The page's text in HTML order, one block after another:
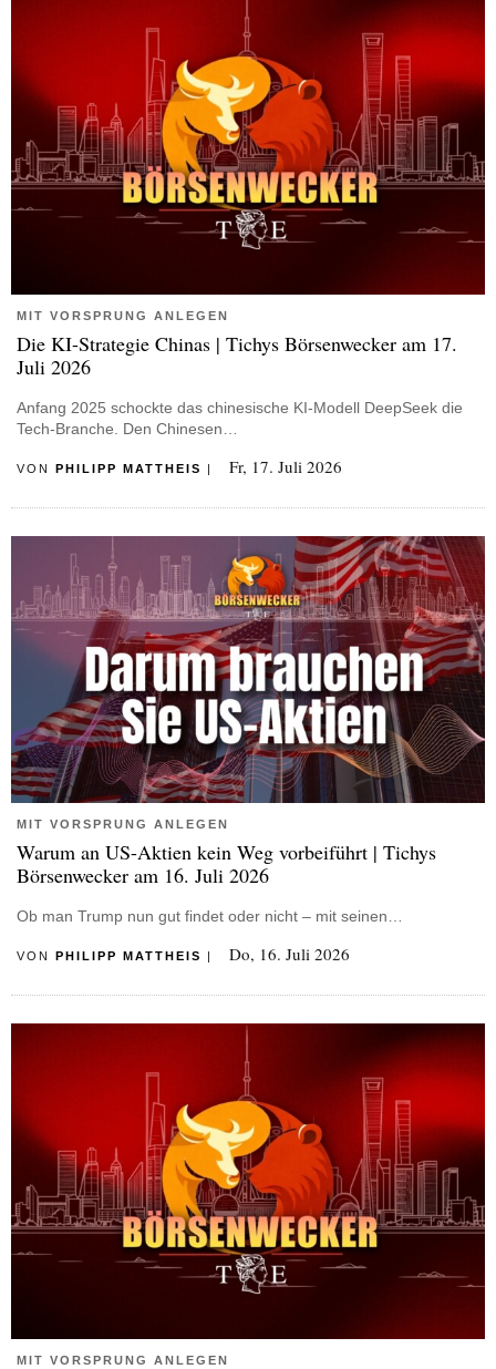
MIT VORSPRUNG ANLEGEN
Die KI-Strategie Chinas | Tichys Börsenwecker am 17.
Juli 2026
Anfang 2025 schockte das chinesische KI-Modell DeepSeek die
Tech-Branche. Den Chinesen…
VON PHILIPP MATTHEIS Fr, 17. Juli 2026
MIT VORSPRUNG ANLEGEN
Warum an US-Aktien kein Weg vorbeiführt | Tichys
Börsenwecker am 16. Juli 2026
Ob man Trump nun gut findet oder nicht – mit seinen…
VON PHILIPP MATTHEIS Do, 16. Juli 2026
MIT VORSPRUNG ANLEGEN